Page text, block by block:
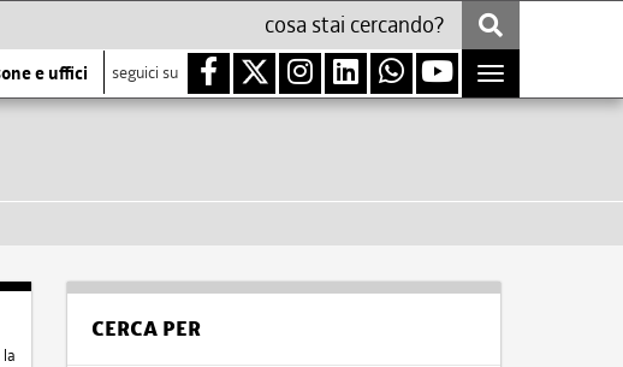
e uffici seguici su
Toggle
navigation
CERCA PER